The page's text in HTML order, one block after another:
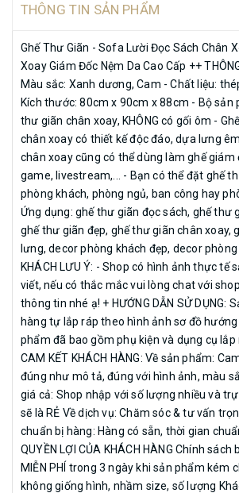
trả hàng MIỄN PHÍ trong 3 ngày khi sản phẩm
không giống hình, nhầm size, số lượng Khách
trở đi sẽ được nhận mã giảm giá của shop Sản
nguyên vẹn nhãn mác, hộp, bao bì gốc của sản
khách nhận hàng NỘI THẤT DECOR CAO CẤP –
Sang Trọng – Hiện Đại – Tiện Nghi Thông Minh
Lượng Luôn cập nhật mẫu mới – Dẫn đầu xu
sau bán 24/7: 0388-639-288 #ghếlười
#ghếthưgiãn #ghếđọcsách #ghếnằmthưgiãn
#ghếthưgiãncaocấp #ghếthưgiãnrẻ
#ghếđọcsáchthưgiãn #ghếthưgiãnphòngkhách
#ghếngồithưgiãn #ghếnằmđọcsách
#ghếlườiđọcsách #ghesofakemdon
THÔNG TIN SẢN PHẨM
Ghế Thư Giãn - Sofa Lười Đọc Sách Chân
Xoay Giám Đốc Nệm Da Cao Cấp ++
Màu sắc: Xanh dương, Cam - Chất liệu:
Kích thước: 80cm x 90cm x 88cm - Bộ sản
thư giãn chân xoay, KHÔNG có gối ôm -
chân xoay có thiết kế độc đáo, dựa lưng
chân xoay cũng có thể dùng làm ghế giám
game, livestream,... - Bạn có thể đặt ghế
phòng khách, phòng ngủ, ban công hay
Ứng dụng: ghế thư giãn đọc sách, ghế thư
ghế thư giãn đẹp, ghế thư giãn chân xoay,
lưng, decor phòng khách đẹp, decor phòng
KHÁCH LƯU Ý: - Shop có hình ảnh thực tế
viết, nếu có thắc mắc vui lòng chat với
thông tin nhé ạ! + HƯỚNG DẪN SỬ DỤNG:
hàng tự lắp ráp theo hình ảnh sơ đồ
phẩm đã bao gồm phụ kiện và dụng cụ lắp
CAM KẾT KHÁCH HÀNG: Về sản phẩm:
đúng như mô tả, đúng với hình ảnh, màu
giá cả: Shop nhập với số lượng nhiều và
sẽ là RẺ Về dịch vụ: Chăm sóc & tư vấn
chuẩn bị hàng: Hàng có sẵn, thời gian
QUYỀN LỢI CỦA KHÁCH HÀNG Chính
MIỄN PHÍ trong 3 ngày khi sản phẩm kém
không giống hình, nhầm size, số lượng